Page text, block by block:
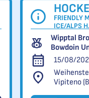
FRIENDLY
ICE/ALPS
Bowdoin
15/08/
Vipiteno